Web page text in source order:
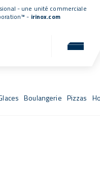
- une unité commerciale
- irinox.com
Boulangerie Pizzas